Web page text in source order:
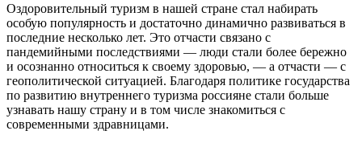
Оздоровительный туризм в нашей стране стал набирать
особую популярность и достаточно динамично развиваться в
последние несколько лет. Это отчасти связано с
пандемийными последствиями — люди стали более бережно
и осознанно относиться к своему здоровью, — а отчасти — с
геополитической ситуацией. Благодаря политике государства
по развитию внутреннего туризма россияне стали больше
узнавать нашу страну и в том числе знакомиться с
современными здравницами.